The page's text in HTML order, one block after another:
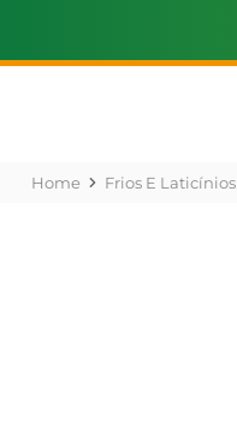
Frios E Laticínios